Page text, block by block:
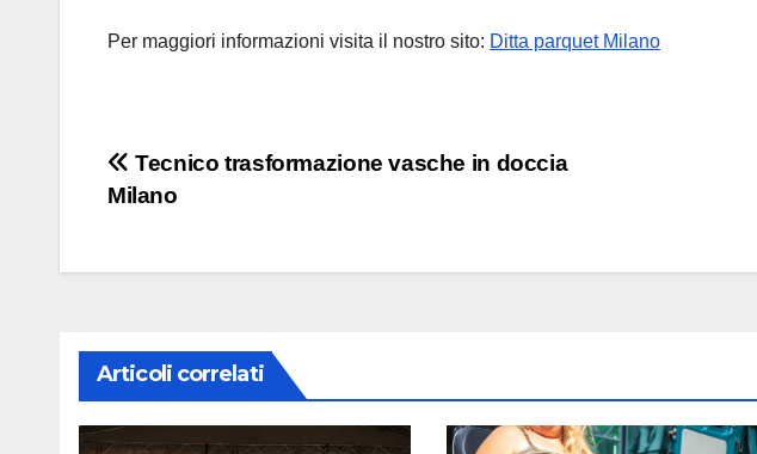
Per maggiori informazioni visita il nostro sito: Ditta parquet Milano
Navigazione
Tecnico trasformazione vasche in doccia
Milano
Articoli correlati